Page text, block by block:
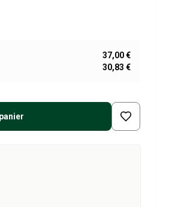
37,00 €
30,83 €